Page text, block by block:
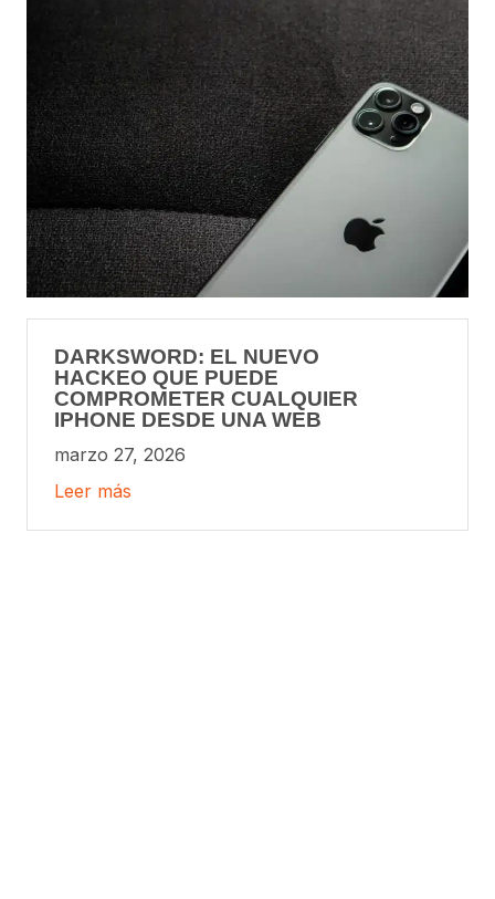
DARKSWORD: EL NUEVO
HACKEO QUE PUEDE
COMPROMETER CUALQUIER
IPHONE DESDE UNA WEB
marzo 27, 2026
Leer más